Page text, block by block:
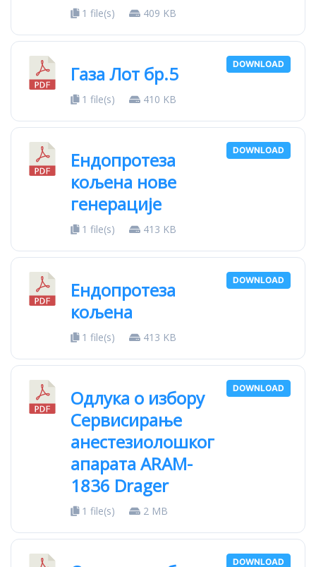
1 file(s) 409 KB
Газа Лот бр.5
1 file(s) 410 KB
DOWNLOAD
Ендопротеза
кољена нове
генерације
1 file(s) 413 KB
DOWNLOAD
Ендопротеза
кољена
1 file(s) 413 KB
DOWNLOAD
Одлука о избору
Сервисирање
анестезиолошког
апарата ARAM-
1836 Drager
1 file(s) 2 MB
DOWNLOAD
DOWNLOAD